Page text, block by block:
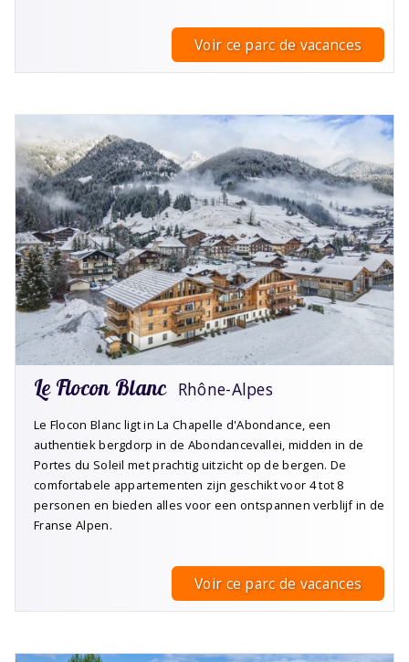
Voir ce parc de vacances
Le Flocon Blanc Rhône-Alpes
Le Flocon Blanc ligt in La Chapelle d'Abondance, een
authentiek bergdorp in de Abondancevallei, midden in de
Portes du Soleil met prachtig uitzicht op de bergen. De
comfortabele appartementen zijn geschikt voor 4 tot 8
personen en bieden alles voor een ontspannen verblijf in de
Franse Alpen.
Voir ce parc de vacances